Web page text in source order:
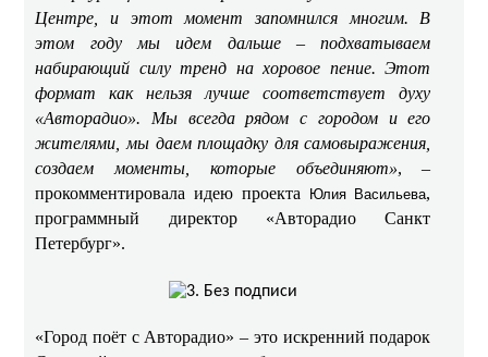
Центре, и этот момент запомнился многим. В
этом году мы идем дальше – подхватываем
набирающий силу тренд на хоровое пение. Этот
формат как нельзя лучше соответствует духу
«Авторадио». Мы всегда рядом с городом и его
жителями, мы даем площадку для самовыражения,
создаем моменты, которые объединяют», –
прокомментировала идею проекта
Юлия Васильева,
программный директор «Авторадио Санкт
Петербург».
«Город поёт с Авторадио» – это искренний подарок